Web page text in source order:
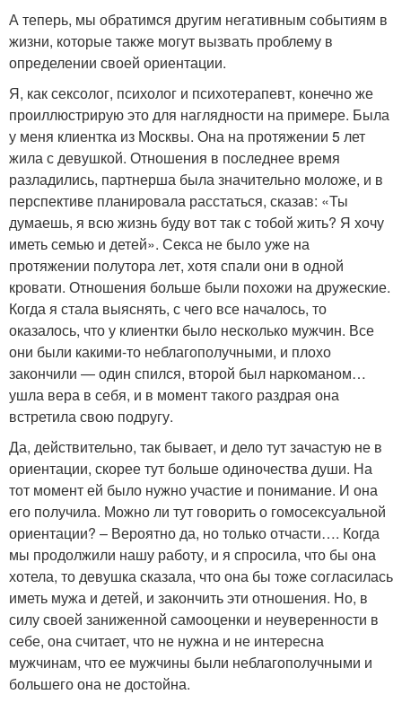
А теперь, мы обратимся другим негативным событиям в
жизни, которые также могут вызвать проблему в
определении своей ориентации.
Я, как сексолог, психолог и психотерапевт, конечно же
проиллюстрирую это для наглядности на примере. Была
у меня клиентка из Москвы. Она на протяжении 5 лет
жила с девушкой. Отношения в последнее время
разладились, партнерша была значительно моложе, и в
перспективе планировала расстаться, сказав: «Ты
думаешь, я всю жизнь буду вот так с тобой жить? Я хочу
иметь семью и детей». Секса не было уже на
протяжении полутора лет, хотя спали они в одной
кровати. Отношения больше были похожи на дружеские.
Когда я стала выяснять, с чего все началось, то
оказалось, что у клиентки было несколько мужчин. Все
они были какими-то неблагополучными, и плохо
закончили — один спился, второй был наркоманом…
ушла вера в себя, и в момент такого раздрая она
встретила свою подругу.
Да, действительно, так бывает, и дело тут зачастую не в
ориентации, скорее тут больше одиночества души. На
тот момент ей было нужно участие и понимание. И она
его получила. Можно ли тут говорить о гомосексуальной
ориентации? – Вероятно да, но только отчасти…. Когда
мы продолжили нашу работу, и я спросила, что бы она
хотела, то девушка сказала, что она бы тоже согласилась
иметь мужа и детей, и закончить эти отношения. Но, в
силу своей заниженной самооценки и неуверенности в
себе, она считает, что не нужна и не интересна
мужчинам, что ее мужчины были неблагополучными и
большего она не достойна.